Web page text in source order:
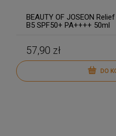
BEAUTY OF JOSEON
B5 SPF50+ PA++++ 50ml
57,90 zł
DO